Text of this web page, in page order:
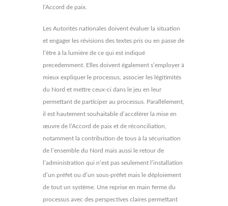
l’Accord de paix.
Les Autorités nationales doivent évaluer la situation
et engager les révisions des textes pris ou en passe de
l’être à la lumière de ce qui est indiqué
precedemment. Elles doivent également s’employer à
mieux expliquer le processus, associer les légitimités
du Nord et mettre ceux-ci dans le jeu en leur
permettant de participer au processus. Parallèlement,
il est hautement souhaitable d’accélérer la mise en
œuvre de l’Accord de paix et de réconciliation,
notamment la contribution de tous à la sécurisation
de l’ensemble du Nord mais aussi le retour de
l’administration qui n’est pas seulement l’installation
d’un préfet ou d’un sous-préfet mais le déploiement
de tout un système. Une reprise en main ferme du
processus avec des perspectives claires permettant